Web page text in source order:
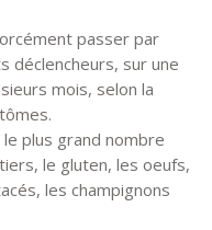
passer par
déclencheurs, sur une
mois, selon la
plus grand nombre
le gluten, les oeufs,
les champignons